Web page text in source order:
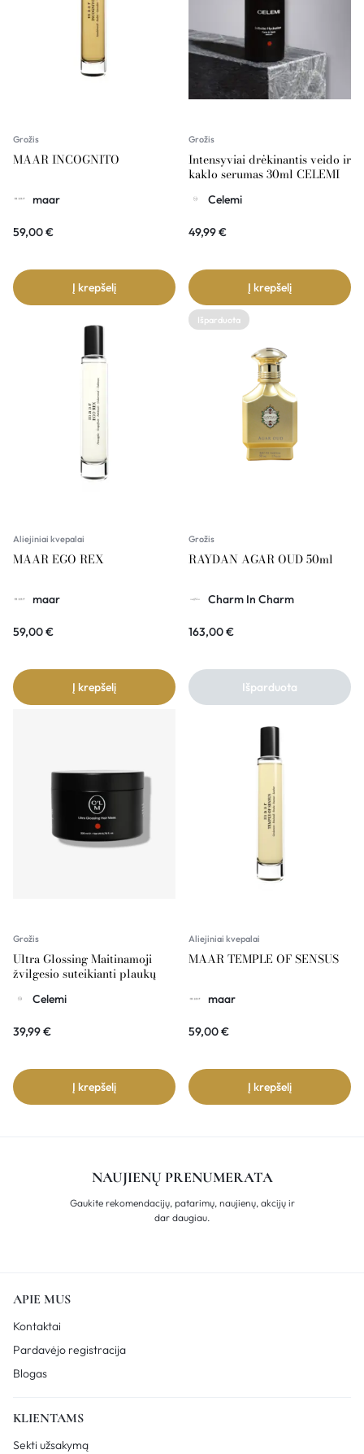
Grožis
MAAR INCOGNITO
maar
59,00€
Į krepšelį
Grožis
Intensyviai drėkinantis veido ir
kaklo serumas 30ml CELEMI
Celemi
49,99€
Į krepšelį
Aliejiniai kvepalai
MAAR EGO REX
maar
59,00€
Į krepšelį
Išparduota
Grožis
RAYDAN AGAR OUD 50ml
Charm In Charm
163,00€
Išparduota
Grožis
Ultra Glossing Maitinamoji
žvilgesio suteikianti plaukų
200ml CELEMI
Celemi
39,99€
Į krepšelį
Aliejiniai kvepalai
MAAR TEMPLE OF SENSUS
maar
59,00€
Į krepšelį
NAUJIENŲ PRENUMERATA
Gaukite rekomendacijų, patarimų, naujienų, akcijų ir
dar daugiau.
APIE MUS
Kontaktai
Pardavėjo registracija
Blogas
KLIENTAMS
Sekti užsakymą